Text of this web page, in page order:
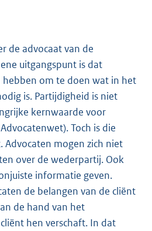
de advocaat van de
uitgangspunt is dat
hebben om te doen wat in het
is. Partijdigheid is niet
kernwaarde voor
Toch is die
mogen zich niet
over de wederpartij. Ook
informatie geven.
de belangen van de cliënt
de hand van het
hen verschaft. In dat